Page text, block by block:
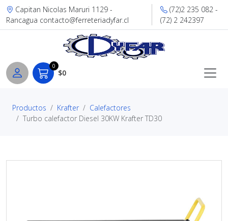
Capitan Nicolas Maruri 1129 -
Rancagua contacto@ferreteriadyfar.cl
(72)2 235 082 -
(72) 2 242397
0
$0
Productos Krafter
Calefactores
Turbo calefactor Diesel 30KW Krafter TD30